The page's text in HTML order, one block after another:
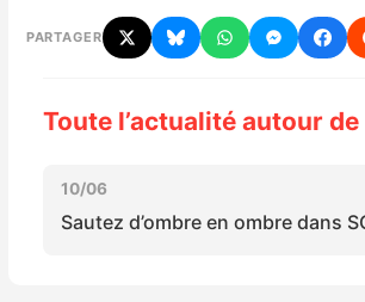
Rumeurs
Tests de jeux
PARTAGER
Toute l’actualité autour de
10/06
Sautez d’ombre en ombre dans